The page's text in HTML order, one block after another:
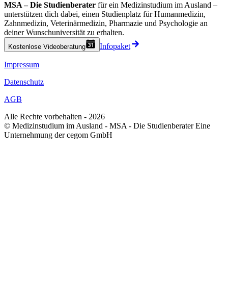
MSA – Die Studienberater für ein Medizinstudium im Ausland –
unterstützen dich dabei, einen Studienplatz für Humanmedizin,
Zahnmedizin, Veterinärmedizin, Pharmazie und Psychologie an
deiner Wunschuniversität zu erhalten.
Kostenlose Videoberatung Infopaket
Impressum
Datenschutz
AGB
Alle Rechte vorbehalten - 2026
© Medizinstudium im Ausland - MSA - Die Studienberater Eine
Unternehmung der cegom GmbH